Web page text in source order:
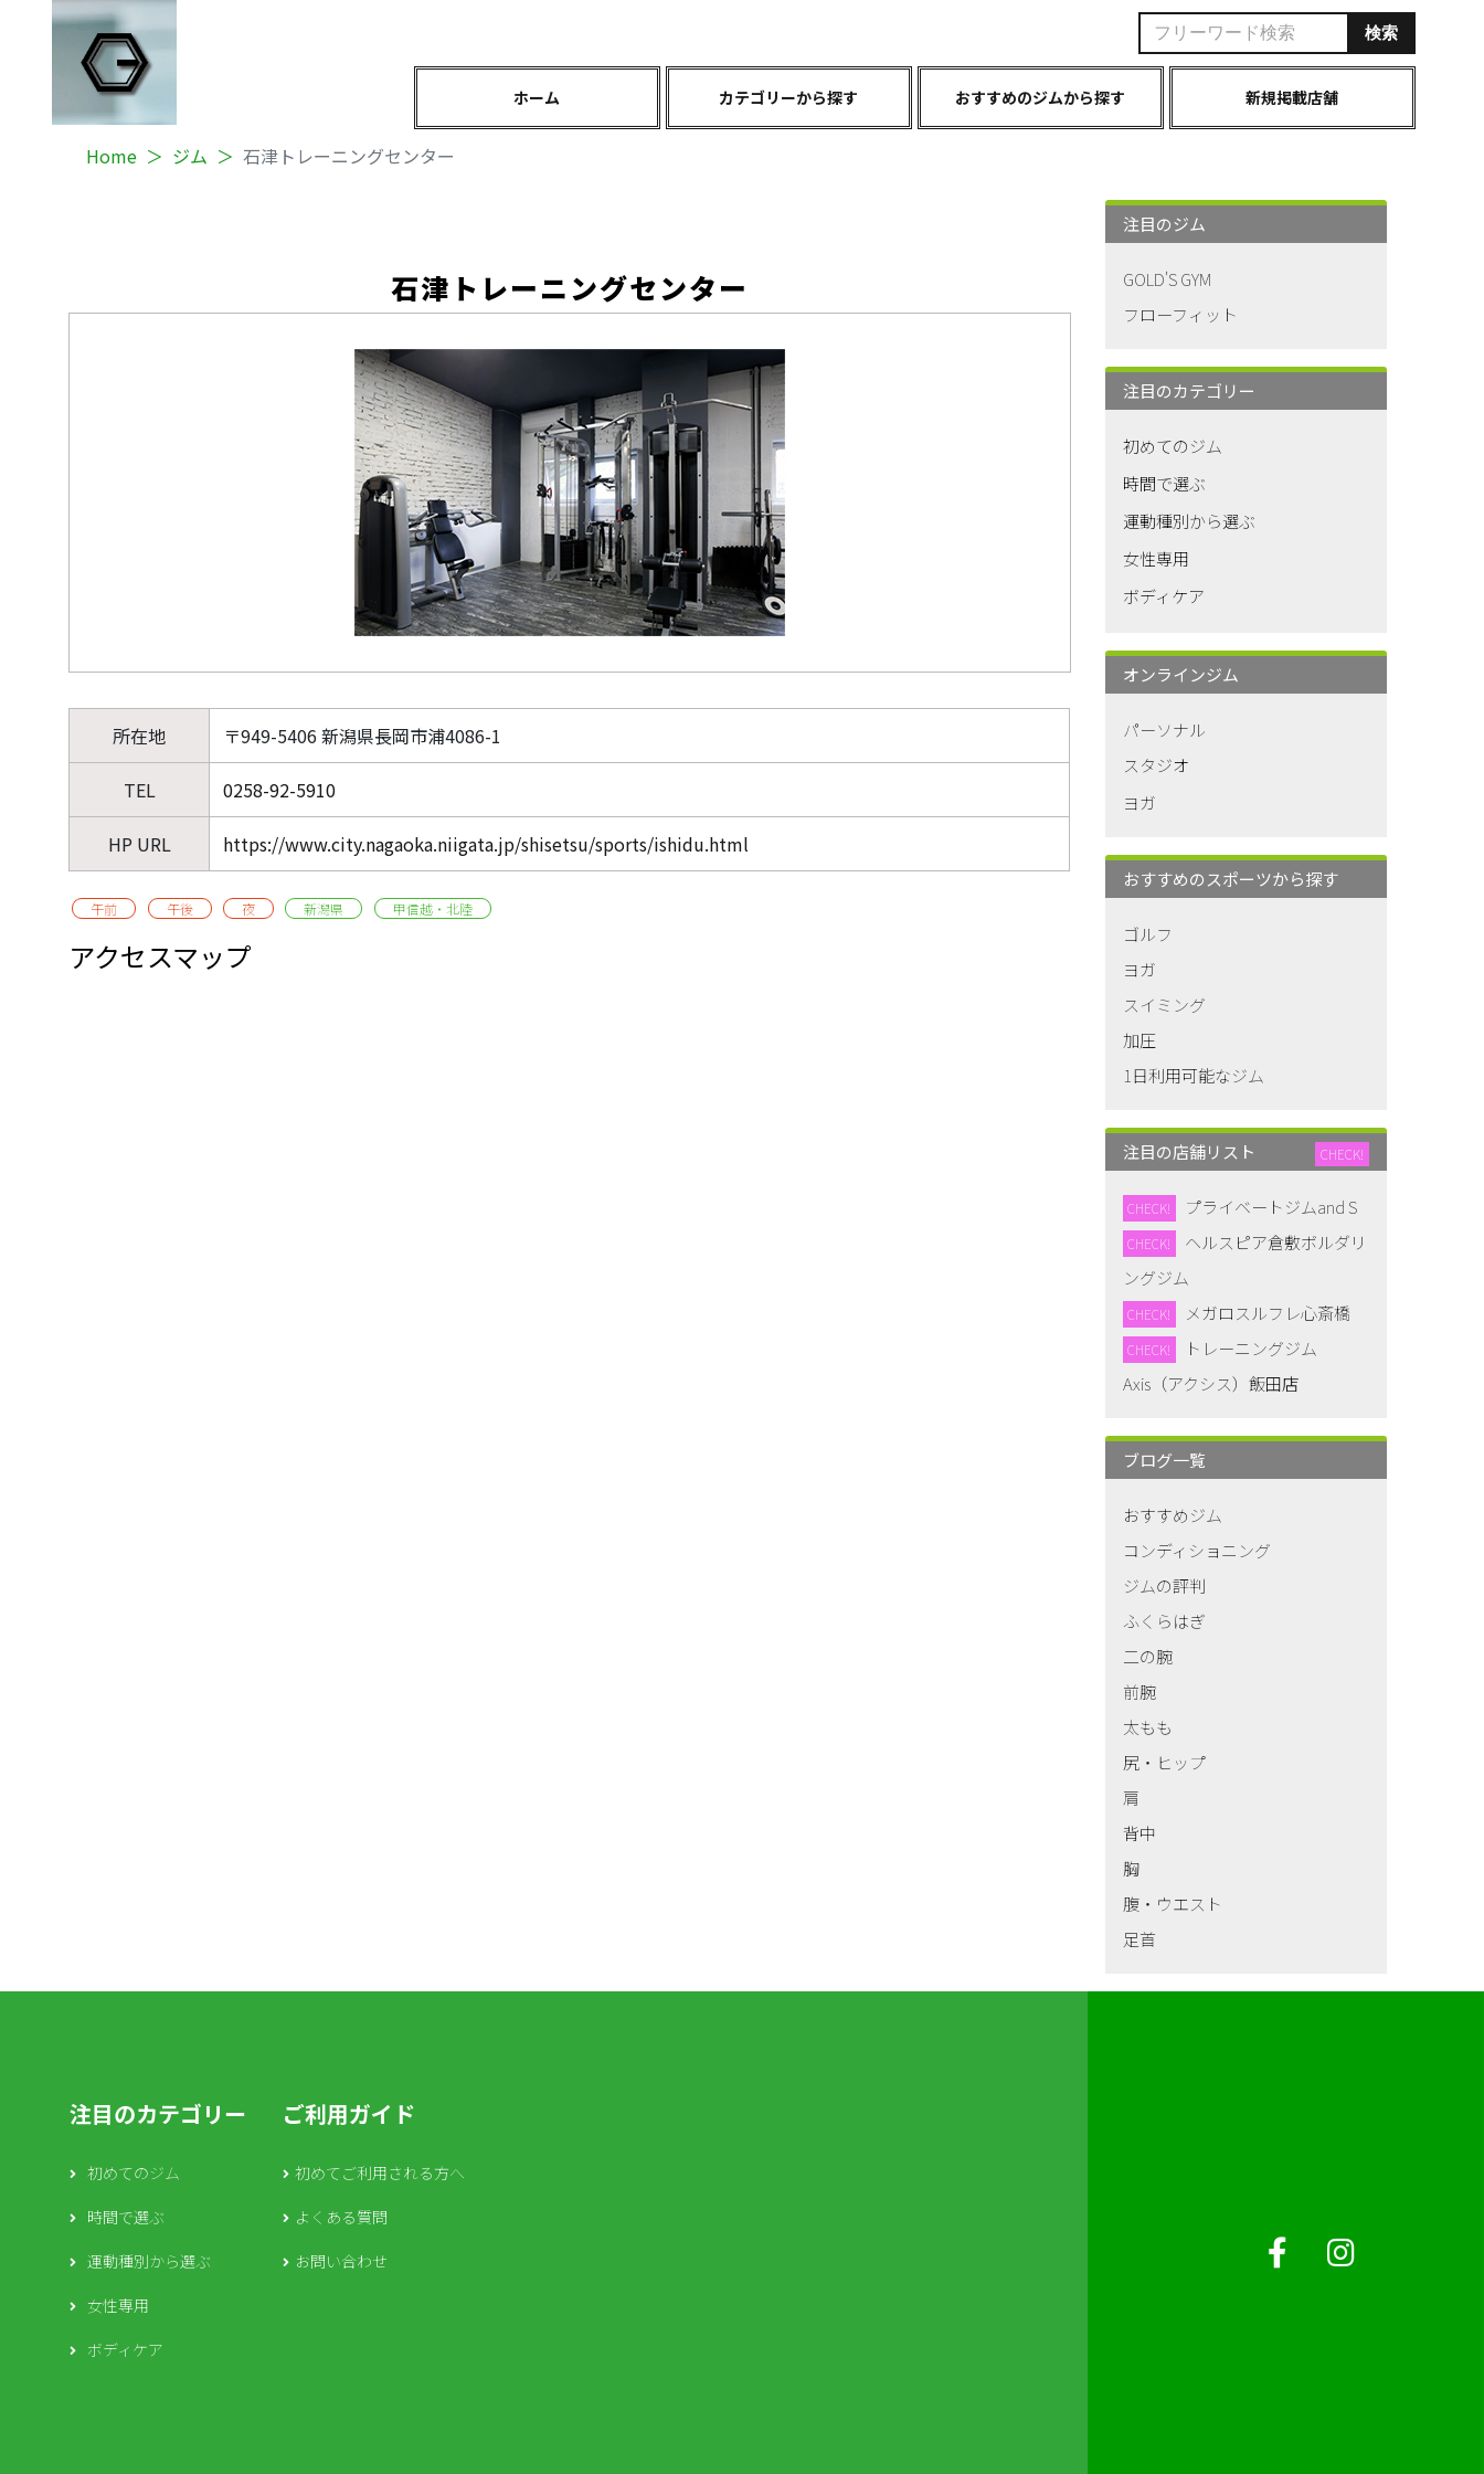
ホーム カテゴリーから探す おすすめのジムから探す 新規掲載店舗
Home ジム 石津トレーニングセンター
石津トレーニングセンター
所在地 〒949-5406 新潟県長岡市浦4086-1
TEL 0258-92-5910
HP URL https://www.city.nagaoka.niigata.jp/shisetsu/sports/ishidu.html
午前 午後 夜 新潟県 甲信越・北陸
アクセスマップ
注目のジム
GOLD'S GYM
フローフィット
注目のカテゴリー
初めてのジム
時間で選ぶ
運動種別から選ぶ
女性専用
ボディケア
オンラインジム
パーソナル
スタジオ
ヨガ
おすすめのスポーツから探す
ゴルフ
ヨガ
スイミング
加圧
1日利用可能なジム
注目の店舗リスト CHECK!
CHECK! プライベートジムand S
CHECK!
ヘルスピア倉敷ボルダリ
ングジム
CHECK! メガロスルフレ心斎橋
CHECK!
トレーニングジム
Axis（アクシス）飯田店
ブログ一覧
おすすめジム
コンディショニング
ジムの評判
ふくらはぎ
二の腕
前腕
太もも
尻・ヒップ
肩
背中
胸
腹・ウエスト
足首
注目のカテゴリー
初めてのジム
時間で選ぶ
運動種別から選ぶ
女性専用
ボディケア
ご利用ガイド
初めてご利用される方へ
よくある質問
お問い合わせ